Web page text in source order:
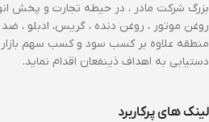
بزرگ شرکت مادر ، در حیطه تجارت و پخش
روغن موتور ، روغن دنده ، گریس، ادبلو ، ضد
منطقه علاوه بر کسب سود و کسب سهم
دستیابی به اهداف ذینفعان اقدام نماید.
لینک های پرکاربرد